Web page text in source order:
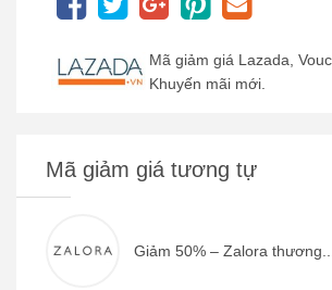
Mã giảm giá Lazada,
Khuyến mãi mới.
Mã giảm giá tương tự
Giảm 50% – Zalora thương...